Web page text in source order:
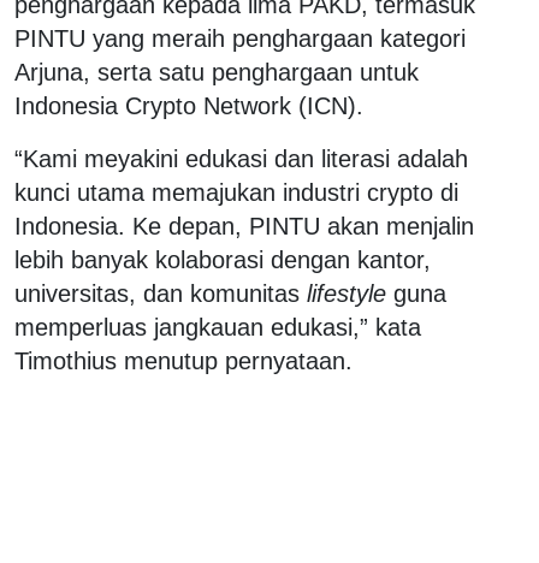
PINTU yang meraih penghargaan kategori
Arjuna, serta satu penghargaan untuk
Indonesia Crypto Network (ICN).
“Kami meyakini edukasi dan literasi adalah
kunci utama memajukan industri crypto di
Indonesia. Ke depan, PINTU akan menjalin
lebih banyak kolaborasi dengan kantor,
universitas, dan komunitas lifestyle guna
memperluas jangkauan edukasi,” kata
Timothius menutup pernyataan.